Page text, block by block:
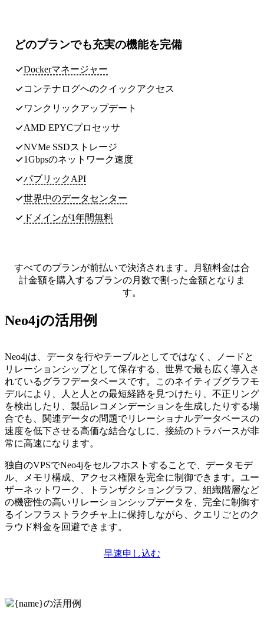
どのプランでも充実の機能を完備
Dockerマネージャー
コンテナログへのクイックアクセス
ワンクリックアップデート
AMD EPYCプロセッサ
NVMe SSDストレージ
1Gbpsのネットワーク速度
パブリックAPI
世界中のデータセンター
ドメインが1年間無料
すべてのプランが前払いで決済されます。月額料金は合
計金額を購入するプランの月数で割った金額となりま
す。
Neo4jの活用例
Neo4jは、データを行やテーブルとしてではなく、ノードと
リレーションシップとして保存する、世界で最も広く導入さ
れているグラフデータベースです。このネイティブグラフモ
デルにより、人と人との最短経路を見つけたり、不正リング
を検出したり、製品レコメンデーションを生成したりする場
合でも、関連データの問題でリレーショナルデータベースの
速度を低下させる高価な結合なしに、接続のトラバースが非
常に高速になります。
独自のVPSでNeo4jをセルフホストすることで、データモデ
ル、メモリ構成、アクセス権限を完全に制御できます。ユー
ザーネットワーク、トランザクショングラフ、組織階層など
の機密性の高いリレーションシップデータを、完全に制御す
るインフラストラクチャ上に保持しながら、クエリごとのク
ラウド料金を回避できます。
早速申し込む